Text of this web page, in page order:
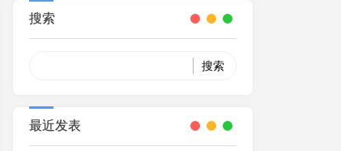
搜索
最近发表